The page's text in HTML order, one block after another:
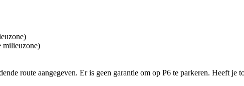
route aangegeven. Er is geen garantie om op P6 te parkeren. Heeft je